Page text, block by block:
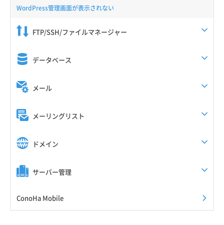
WordPress管理画面が表示されない
FTP/SSH/ファイルマネージャー
データベース
メール
メーリングリスト
ドメイン
サーバー管理
ConoHa Mobile